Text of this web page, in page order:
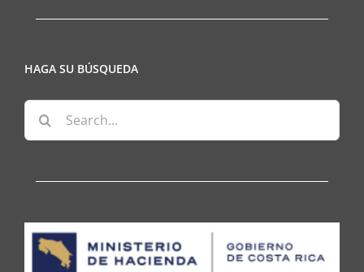
HAGA SU BÚSQUEDA
Search
for: